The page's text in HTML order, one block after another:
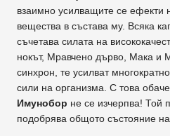
взаимно усилващите се ефекти
вещества в състава му. Всяка
съчетава силата на
нокът, Мравчено дърво, Мака и
синхрон, те усилват
сили на организма. С това
Имунобор не се изчерпва! Той
подобрява общото състояние